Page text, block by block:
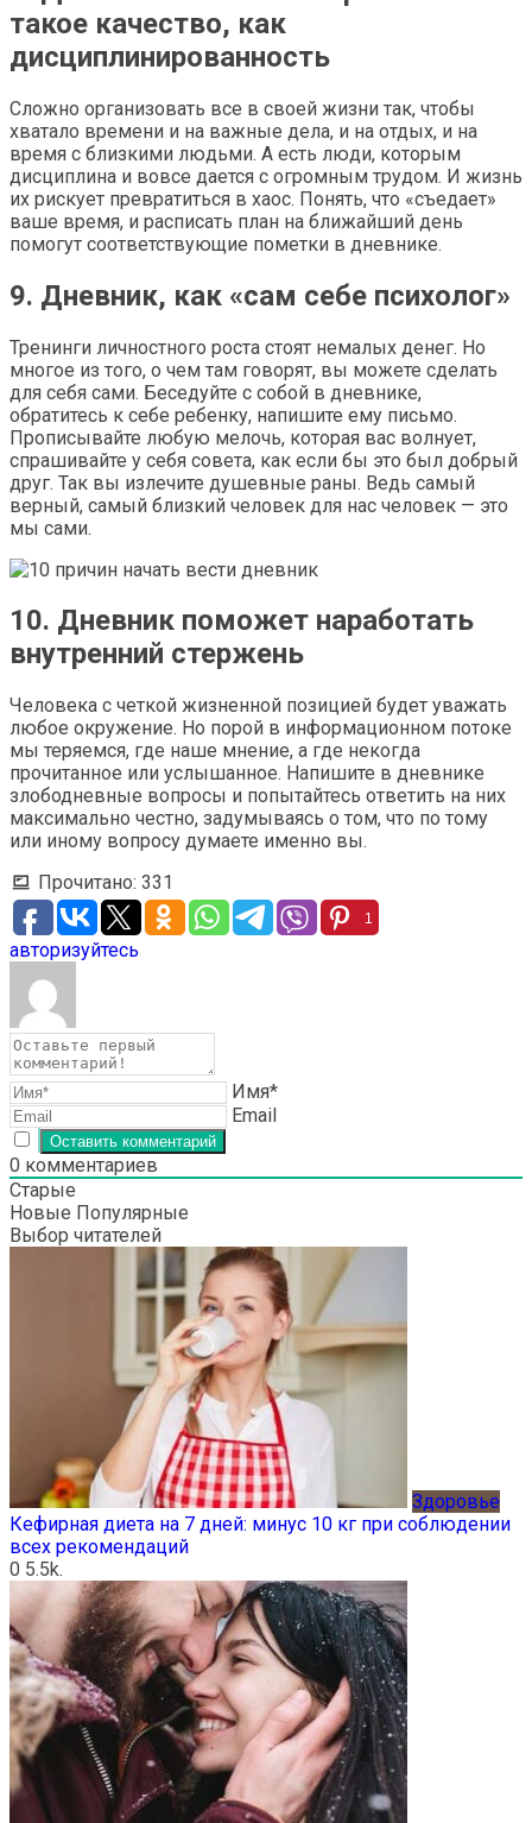
такое качество, как
дисциплинированность
Сложно организовать все в своей жизни так, чтобы
хватало времени и на важные дела, и на отдых, и на
время с близкими людьми. А есть люди, которым
дисциплина и вовсе дается с огромным трудом. И жизнь
их рискует превратиться в хаос. Понять, что «съедает»
ваше время, и расписать план на ближайший день
помогут соответствующие пометки в дневнике.
9. Дневник, как «сам себе психолог»
Тренинги личностного роста стоят немалых денег. Но
многое из того, о чем там говорят, вы можете сделать
для себя сами. Беседуйте с собой в дневнике,
обратитесь к себе ребенку, напишите ему письмо.
Прописывайте любую мелочь, которая вас волнует,
спрашивайте у себя совета, как если бы это был добрый
друг. Так вы излечите душевные раны. Ведь самый
верный, самый близкий человек для нас человек — это
мы сами.
10. Дневник поможет наработать
внутренний стержень
Человека с четкой жизненной позицией будет уважать
любое окружение. Но порой в информационном потоке
мы теряемся, где наше мнение, а где некогда
прочитанное или услышанное. Напишите в дневнике
злободневные вопросы и попытайтесь ответить на них
максимально честно, задумываясь о том, что по тому
или иному вопросу думаете именно вы.
Прочитано: 331
1
авторизуйтесь
Имя*
Email
0 комментариев
Старые
Новые Популярные
Выбор читателей
Здоровье
Кефирная диета на 7 дней: минус 10 кг при соблюдении
всех рекомендаций
0 5.5k.